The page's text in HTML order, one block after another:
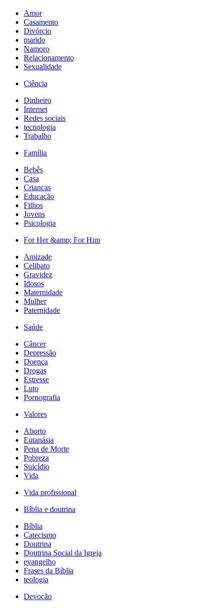
Amor
Casamento
Divórcio
marido
Namoro
Relacionamento
Sexualidade
Ciência
Dinheiro
Internet
Redes sociais
tecnologia
Trabalho
Família
Bebês
Casa
Crianças
Educação
Filhos
Jovens
Psicologia
For Her &amp; For Him
Amizade
Celibato
Gravidez
Idosos
Maternidade
Mulher
Paternidade
Saúde
Câncer
Depressão
Doença
Drogas
Estresse
Luto
Pornografia
Valores
Aborto
Eutanásia
Pena de Morte
Pobreza
Suicídio
Vida
Vida profissional
Bíblia e doutrina
Bíblia
Catecismo
Doutrina
Doutrina Social da Igreja
evangelho
Frases da Bíblia
teologia
Devoção